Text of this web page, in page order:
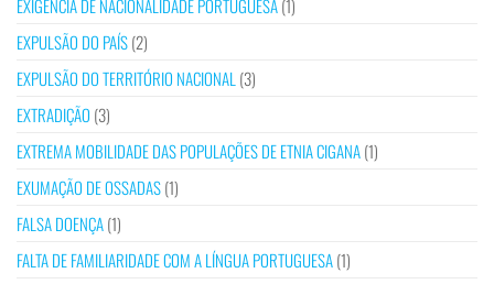
EXIGÊNCIA DE NACIONALIDADE PORTUGUESA(1)
EXPULSÃO DO PAÍS(2)
EXPULSÃO DO TERRITÓRIO NACIONAL (3)
EXTRADIÇÃO (3)
EXTREMA MOBILIDADE DAS POPULAÇÕES DE ETNIA CIGANA(1)
EXUMAÇÃO DE OSSADAS(1)
FALSA DOENÇA(1)
FALTA DE FAMILIARIDADE COM A LÍNGUA PORTUGUESA(1)